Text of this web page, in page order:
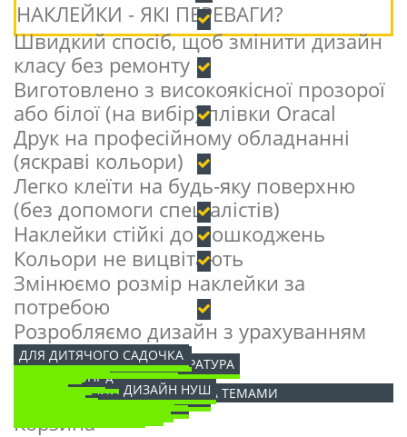
НАКЛЕЙКИ - ЯКІ ПЕРЕВАГИ?
Швидкий спосіб, щоб змінити дизайн
класу без ремонту
Виготовлено з високоякісної прозорої
або білої (на вибір) плівки Oracal
Друк на професійному обладнанні
(яскраві кольори)
Легко клеїти на будь-яку поверхню
(без допомоги спеціалістів)
Наклейки стійкі до пошкоджень
Кольори не вицвітають
Змінюємо розмір наклейки за
потребою
Розробляємо дизайн з урахуванням
ваших потреб
НАКЛЕЙКИ ЗА ТЕМАМИ
МАТЕМАТИКА
МОТИВАЦІЙНІ НАКЛЕЙКИ
НУШ НАЛІПКИ
НАКЛЕЙКИ-АБСТРАКЦІЇ
НАКЛЕЙКИ З ІГРАМИ
НАКЛЕЙКИ З ІСТОРІЇ УКРАЇНИ
НАКЛЕЙКИ НА ДВЕРІ НУШ
НАКЛЕЙКИ НА ПІДЛОГУ
ОВОЧІ ТА ФРУКТИ
ОРИГІНАЛЬНИЙ ДИЗАЙН НУШ
ПОРИ РОКУ
БІОЛОГІЯ
ПРИРОДА
БУДІВЛІ
ГЕОГРАФІЯ
ДИТЯЧА КАРТА
ДЛЯ ЇДАЛЬНІ
ХІМІЯ
РАЙДУГА
ТВАРИНИ
СОНЕЧКО
УКРАЇНСЬКА МОВА ТА ЛІТЕРАТУРА
ФІЗИКА ТА АСТРОНОМІЯ
ФІЗКУЛЬТУРА
ДЕРЕВА
НАКЛЕЙКИ ІНФОРМАТИКА
ДЛЯ ДИТЯЧОГО САДОЧКА
Корзина